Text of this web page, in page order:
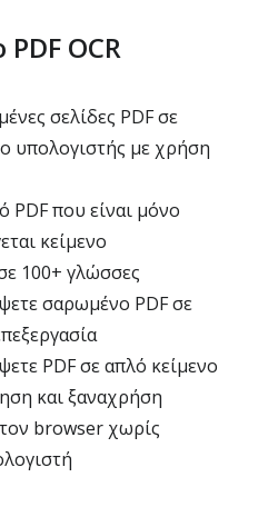
PDF OCR
σελίδες PDF σε
υπολογιστής με χρήση
PDF που είναι μόνο
κείμενο
100+ γλώσσες
σαρωμένο PDF σε
PDF σε απλό κείμενο
και ξαναχρήση
browser χωρίς